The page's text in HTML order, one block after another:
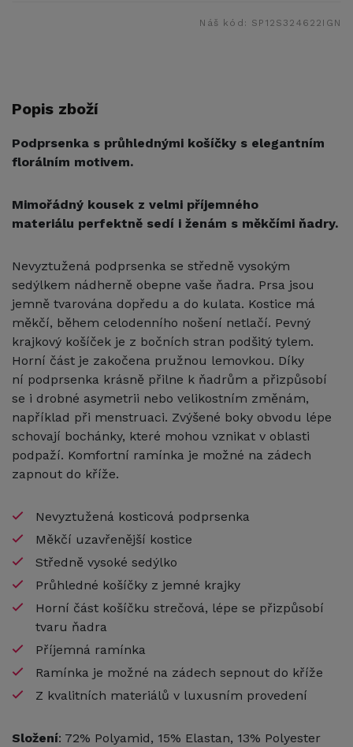
Náš kód: SP12S324622IGN
Popis zboží
Podprsenka s průhlednými košíčky s elegantním
florálním motivem.
Mimořádný kousek z velmi příjemného
materiálu perfektně sedí i ženám s měkčími ňadry.
Nevyztužená podprsenka se středně vysokým
sedýlkem nádherně obepne vaše ňadra. Prsa jsou
jemně tvarována dopředu a do kulata. Kostice má
měkčí, během celodenního nošení netlačí. Pevný
krajkový košíček je z bočních stran podšitý tylem.
Horní část je zakočena pružnou lemovkou. Díky
ní podprsenka krásně přilne k ňadrům a přizpůsobí
se i drobné asymetrii nebo velikostním změnám,
například při menstruaci. Zvýšené boky obvodu lépe
schovají bochánky, které mohou vznikat v oblasti
podpaží. Komfortní ramínka je možné na zádech
zapnout do kříže.
Nevyztužená kosticová podprsenka
Měkčí uzavřenější kostice
Středně vysoké sedýlko
Průhledné košíčky z jemné krajky
Horní část košíčku strečová, lépe se přizpůsobí
tvaru ňadra
Příjemná ramínka
Ramínka je možné na zádech sepnout do kříže
Z kvalitních materiálů v luxusním provedení
Složení: 72% Polyamid, 15% Elastan, 13% Polyester